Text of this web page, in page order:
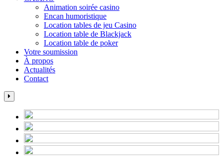
Animation soirée casino
Encan humoristique
Location tables de jeu Casino
Location table de Blackjack
Location table de poker
Votre soumission
À propos
Actualités
Contact